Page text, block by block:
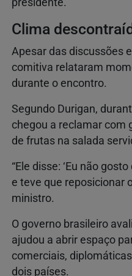
presidente.
Clima
Apesar das discussões
comitiva relataram
durante o encontro.
Segundo Durigan,
chegou a reclamar com
de frutas na salada
“Ele disse: ‘Eu não
e teve que reposicionar
ministro.
O governo brasileiro
ajudou a abrir espaço
comerciais,
dois países.